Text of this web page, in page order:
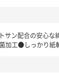
サン配合の安心な
加工●しっかり紙